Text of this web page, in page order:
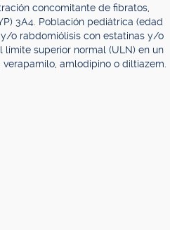
concomitante de fibratos,
3A4. Población pediátrica (edad
o rabdomiólisis con estatinas y/o
superior normal (ULN) en un
amlodipino o diltiazem.